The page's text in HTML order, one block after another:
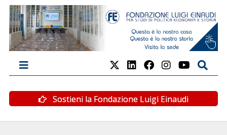
Sostieni la Fondazione Luigi Einaudi